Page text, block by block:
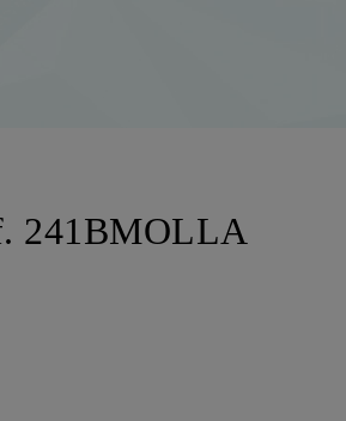
241BMOLLA